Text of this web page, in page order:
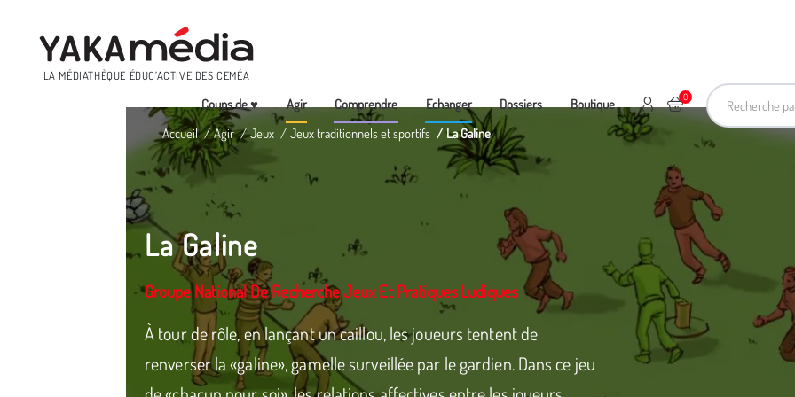
LA MÉDIATHÈQUE ÉDUC’ACTIVE DES CEMÉA
Recherche
Menu
Coups de ♥ Agir Comprendre Echanger Dossiers Boutique 0
Ajouter au panier
Mon compte
Accueil Agir Jeux Jeux traditionnels et sportifs La Galine
La Galine
Groupe National De Recherche Jeux Et Pratiques Ludiques
À tour de rôle, en lançant un caillou, les joueurs tentent de
renverser la «galine», gamelle surveillée par le gardien. Dans ce jeu